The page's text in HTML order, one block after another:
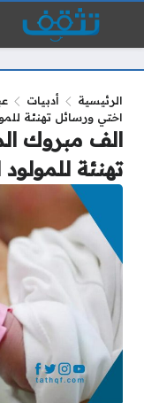
الرئيسية أدبيات
اختي ورسائل تهنئة
الف مبروك
تهنئة للمولود